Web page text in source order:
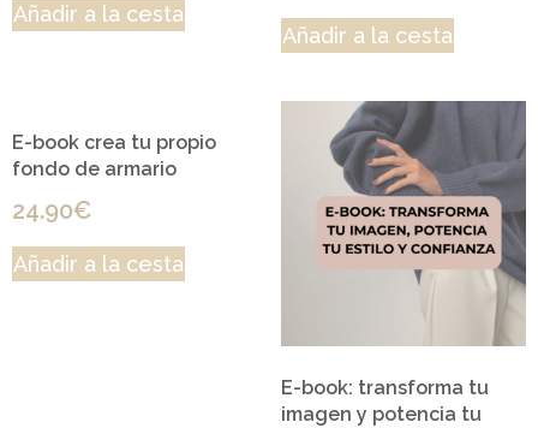
Añadir a la cesta
Añadir a la cesta
E-book crea tu propio
fondo de armario
24.90€
Añadir a la cesta
E-book: transforma tu
imagen y potencia tu